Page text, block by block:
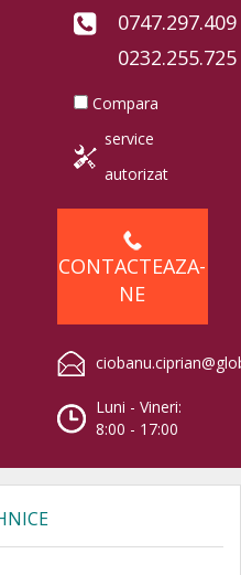
0747.297.409
0232.255.725
Compara
service
autorizat
CONTACTEAZA-
NE
Luni - Vineri:
8:00 - 17:00